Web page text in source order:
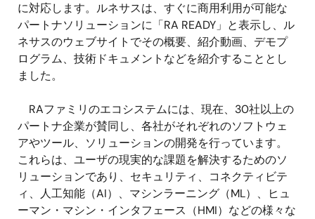
に対応します。ルネサスは、すぐに商用利用が可能な
パートナソリューションに「RA READY」と表示し、ル
ネサスのウェブサイトでその概要、紹介動画、デモプ
ログラム、技術ドキュメントなどを紹介することとし
ました。
RAファミリのエコシステムには、現在、30社以上の
パートナ企業が賛同し、各社がそれぞれのソフトウェ
アやツール、ソリューションの開発を行っています。
これらは、ユーザの現実的な課題を解決するためのソ
リューションであり、セキュリティ、コネクティビテ
ィ、人工知能（AI）、マシンラーニング（ML）、ヒュ
ーマン・マシン・インタフェース（HMI）などの様々な